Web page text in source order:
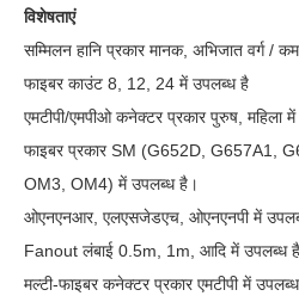
विशेषताएं
सम्मिलन हानि प्रकार मानक, अभिजात वर्ग /
फाइबर काउंट 8, 12, 24 में उपलब्ध है
एमटीपी/एमपीओ कनेक्टर प्रकार पुरुष, महिला
फाइबर प्रकार SM (G652D, G657A1,
OM3, OM4) में उपलब्ध है।
ओएनएनआर, एलएसजेडएच, ओएनएनपी में
Fanout लंबाई 0.5m, 1m, आदि में उपलब्ध
मल्टी-फाइबर कनेक्टर प्रकार एमटीपी में उपलब्ध